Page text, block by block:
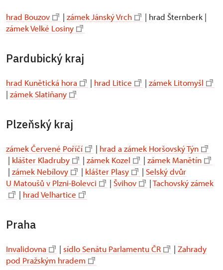
hrad Bouzov | zámek Jánský Vrch
| hrad Šternberk |
zámek Velké Losiny
Pardubický kraj
hrad Kunětická hora | hrad Litice | zámek Litomyšl
| zámek Slatiňany
Plzeňský kraj
zámek Červené Poříčí | hrad a zámek Horšovský Týn
| klášter Kladruby | zámek Kozel | zámek Manětín
| zámek Nebílovy | klášter Plasy | Selský dvůr
U Matoušů v Plzni-Bolevci
| Švihov |Tachovský zámek
| hrad Velhartice
Praha
Invalidovna | sídlo Senátu Parlamentu ČR | Zahrady
pod Pražským hradem